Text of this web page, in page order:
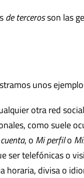
de tercerosson las
unos
otra red
como suele
, o Mi perfilo
ser telefónicas o
horaria, divisa o